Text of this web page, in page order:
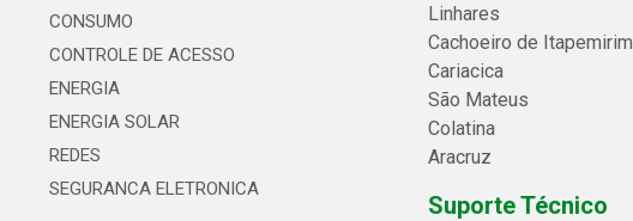
CONSUMO
CONTROLE DE ACESSO
ENERGIA
ENERGIA SOLAR
REDES
SEGURANCA ELETRONICA
Linhares
Cachoeiro de Itapemirim
Cariacica
São Mateus
Colatina
Aracruz
Suporte Técnico